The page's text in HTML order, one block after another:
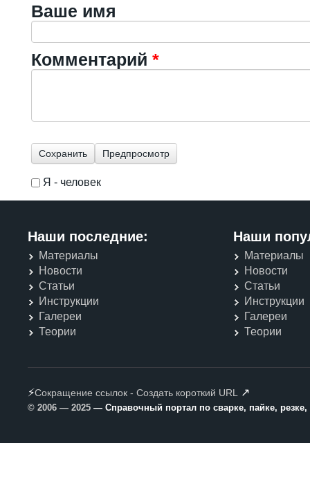
Ваше имя
Комментарий *
Я - человек
Наши последние:
Материалы
Новости
Статьи
Инструкции
Галереи
Теории
Наши
Материалы
Новости
Статьи
Инструкции
Галереи
Теории
⚡Сокращение ссылок - Создать короткий URL ↗
© 2006 — 2025 — Справочный портал по сварке, пайке,